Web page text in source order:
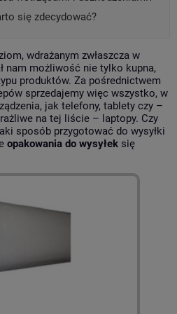
się zdecydować?
wdrażanym zwłaszcza w
nam możliwość nie tylko kupna,
produktów. Za pośrednictwem
sprzedajemy więc wszystko, w
jak telefony, tablety czy –
na tej liście – laptopy. Czy
sposób przygotować do wysyłki
opakowania do wysyłek się